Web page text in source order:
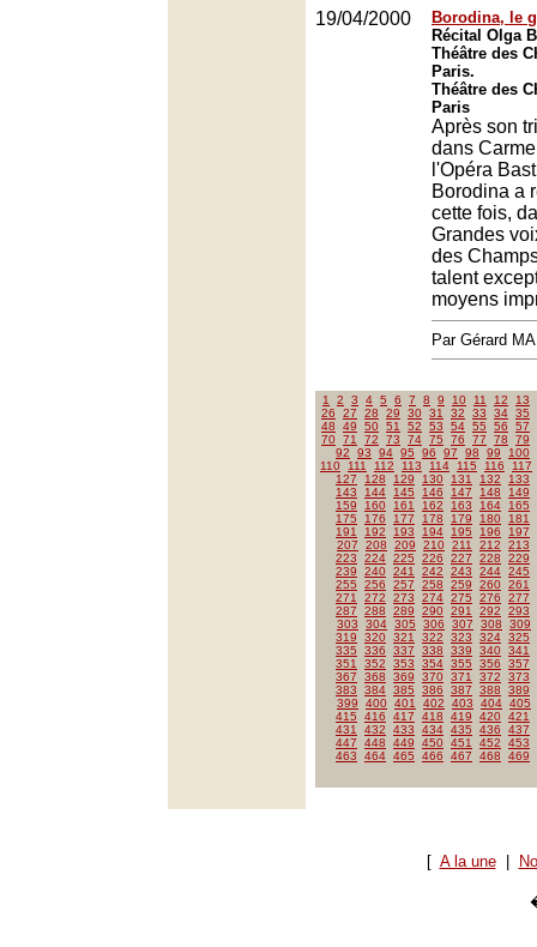
19/04/2000
Borodina, le
Récital Olga
Théâtre des
Paris.
Théâtre des
Paris
Après son
dans
l'Opéra
Borodina a
cette fois,
Grandes
des
talent
moyens
Par Gérard
1 2 3 4 5 6 7 8 9 10 11 12
13
26
27 28 29 30 31 32 33 34 35
48
49 50 51 52 53 54 55 56
57
70 71 72 73 74 75 76 77 78
79
92
93 94 95 96 97 98 99
100
110
111 112 113 114 115 116
117
127
128 129 130 131 132
133
143
144 145 146 147 148
149
159
160 161 162 163 164
165
175
176 177 178 179 180
181
191
192 193 194 195 196
197
207
208 209 210 211 212
213
223
224 225 226 227 228
229
239
240 241 242 243 244 245
255
256 257 258 259 260 261
271
272 273 274 275 276
277
287
288 289 290 291 292
293
303
304 305 306 307 308
309
319
320 321 322 323 324 325
335
336 337 338 339 340 341
351
352 353 354 355 356
357
367
368 369 370 371 372
373
383
384 385 386 387 388
389
399
400 401 402 403 404 405
415
416 417 418 419 420 421
431
432 433 434 435 436
437
447
448 449 450 451 452
453
463
464 465 466 467 468 469
[ A la une|